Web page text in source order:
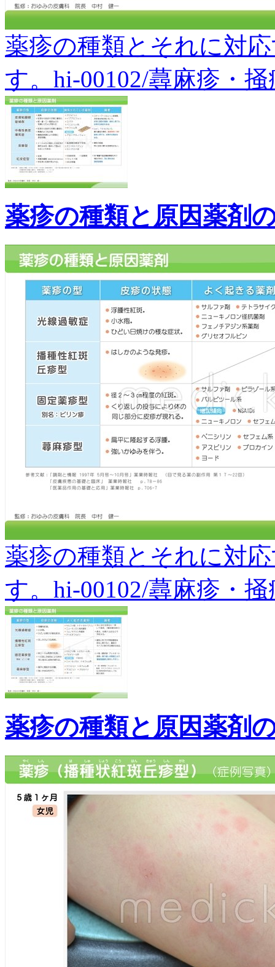
薬疹の種類とそれに対
す。hi-00102/蕁麻疹・
薬疹の種類と原因薬剤
薬疹の種類とそれに対
す。hi-00102/蕁麻疹・
薬疹の種類と原因薬剤